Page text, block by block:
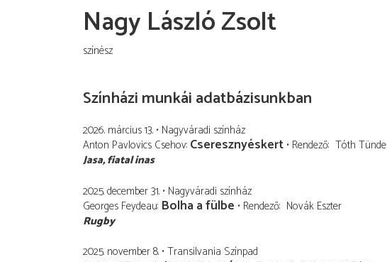
Nagy László Zsolt
színész
Színházi munkái adatbázisunkban
2026. március 13. Nagyváradi színház
Anton Pavlovics Csehov Cseresznyéskert Rendező Tóth Tünde
Jasa fiatal inas
2025. december 31. Nagyváradi színház
Georges Feydeau Bolha a fülbe Rendező Novák Eszter
Rugby
2025. november 8. Transilvania Színpad